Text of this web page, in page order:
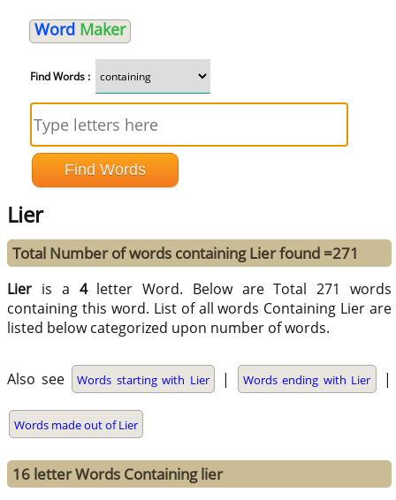
Word Maker
Find Words :
Lier
Total Number of words containing Lier found =271
Lier is a 4letter Word. Below are Total 271 words
containing this word. List of all words Containing Lier are
listed below categorized upon number of words.
Also see Words starting with Lier | Words ending with Lier |
Words made out of Lier
16 letter Words Containing lier